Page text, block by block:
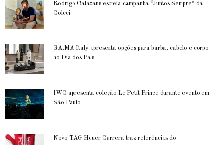
Rodrigo Calazans estrela campanha “Juntos Sempre” da
Colcci
GA.MA Italy apresenta opções para barba, cabelo e corpo
no Dia dos Pais
IWC apresenta coleção Le Petit Prince durante evento em
São Paulo
Novo TAG Heuer Carrera traz referências do